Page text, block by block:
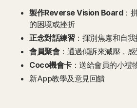
製作Reverse Vision Board：
的困境或挫折
正念對話練習 ：揮別焦慮和自
會員聚會：通過傾訴來減壓，
Coco機會卡：送給會員的小禮
新App教學及意見回饋